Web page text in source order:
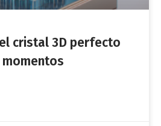
cristal 3D perfecto